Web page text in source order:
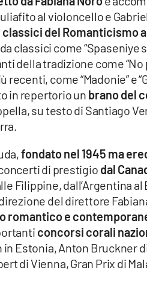
al violoncello e
del Romanticismo
classici come “Spaseniye
della tradizione come
recenti, come “Madonie” e
in repertorio un brano del
su testo di Santiago
fondato nel 1945 ma
di prestigio dal
Filippine, dall’Argentina al
del direttore
romantico e
concorsi corali
Estonia, Anton Bruckner
di Vienna, Gran Prix di